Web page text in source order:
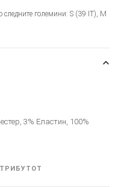
големини: S (39 IT), M
3% Еластин, 100%